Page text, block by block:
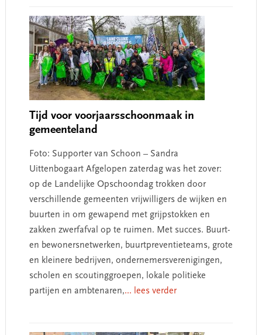
Tijd voor voorjaarsschoonmaak in
gemeenteland
Foto: Supporter van Schoon – Sandra
Uittenbogaart Afgelopen zaterdag was het zover:
op de Landelijke Opschoondag trokken door
verschillende gemeenten vrijwilligers de wijken en
buurten in om gewapend met grijpstokken en
zakken zwerfafval op te ruimen. Met succes. Buurt-
en bewonersnetwerken, buurtpreventieteams, grote
en kleinere bedrijven, ondernemersverenigingen,
scholen en scoutinggroepen, lokale politieke
partijen en ambtenaren,... lees verder